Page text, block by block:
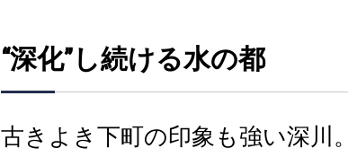
“深化”し続ける水の都
古きよき下町の印象も強い深川